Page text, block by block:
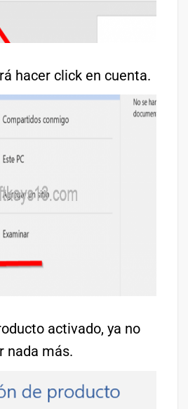
hacer click en cuenta.
activado, ya no
nada más.